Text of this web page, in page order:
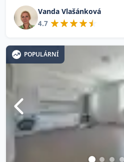
Vanda Vlašánková
4.7
POPULÁRNÍ